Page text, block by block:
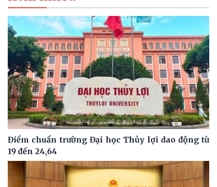
Điểm chuẩn trường Đại học Thủy lợi dao động từ
19 đến 24,64